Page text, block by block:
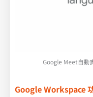
Google Meet自動
Google Workspace